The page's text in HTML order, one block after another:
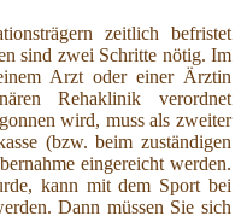
zeitlich befristet
sind zwei Schritte nötig. Im
Arzt oder einer Ärztin
Rehaklinik verordnet
wird, muss als zweiter
(bzw. beim zuständigen
eingereicht werden.
kann mit dem Sport bei
Dann müssen Sie sich